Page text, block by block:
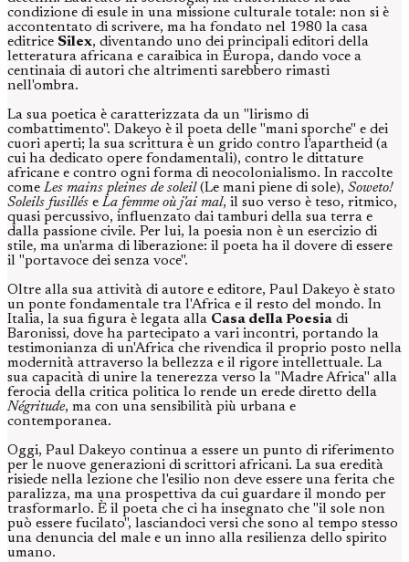
condizione di esule in una missione culturale totale: non si è
accontentato di scrivere, ma ha fondato nel 1980 la casa
editrice Silex, diventando uno dei principali editori della
letteratura africana e caraibica in Europa, dando voce a
centinaia di autori che altrimenti sarebbero rimasti
nell'ombra.
La sua poetica è caratterizzata da un "lirismo di
combattimento". Dakeyo è il poeta delle "mani sporche" e dei
cuori aperti; la sua scrittura è un grido contro l'apartheid (a
cui ha dedicato opere fondamentali), contro le dittature
africane e contro ogni forma di neocolonialismo. In raccolte
come Les mains pleines de soleil(Le mani piene di sole), Soweto!
Soleils fusillés e La femme où j'ai mal, il suo verso è teso, ritmico,
quasi percussivo, influenzato dai tamburi della sua terra e
dalla passione civile. Per lui, la poesia non è un esercizio di
stile, ma un'arma di liberazione: il poeta ha il dovere di essere
il "portavoce dei senza voce".
Oltre alla sua attività di autore e editore, Paul Dakeyo è stato
un ponte fondamentale tra l'Africa e il resto del mondo. In
Italia, la sua figura è legata alla Casa della Poesia di
Baronissi, dove ha partecipato a vari incontri, portando la
testimonianza di un'Africa che rivendica il proprio posto nella
modernità attraverso la bellezza e il rigore intellettuale. La
sua capacità di unire la tenerezza verso la "Madre Africa" alla
ferocia della critica politica lo rende un erede diretto della
Négritude, ma con una sensibilità più urbana e
contemporanea.
Oggi, Paul Dakeyo continua a essere un punto di riferimento
per le nuove generazioni di scrittori africani. La sua eredità
risiede nella lezione che l'esilio non deve essere una ferita che
paralizza, ma una prospettiva da cui guardare il mondo per
trasformarlo. È il poeta che ci ha insegnato che "il sole non
può essere fucilato", lasciandoci versi che sono al tempo stesso
una denuncia del male e un inno alla resilienza dello spirito
umano.